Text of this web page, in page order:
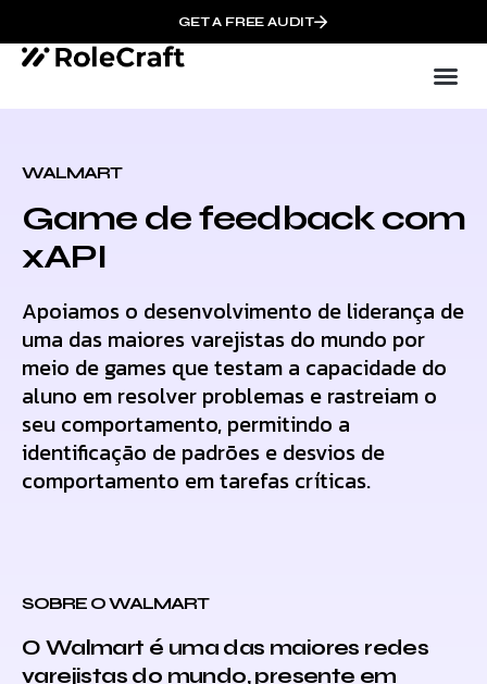
GET A FREE AUDIT
WALMART
Game de feedback com
xAPI
Apoiamos o desenvolvimento de liderança de
uma das maiores varejistas do mundo por
meio de games que testam a capacidade do
aluno em resolver problemas e rastreiam o
seu comportamento, permitindo a
identificação de padrões e desvios de
comportamento em tarefas críticas.
SOBRE O WALMART
O Walmart é uma das maiores redes
varejistas do mundo, presente em